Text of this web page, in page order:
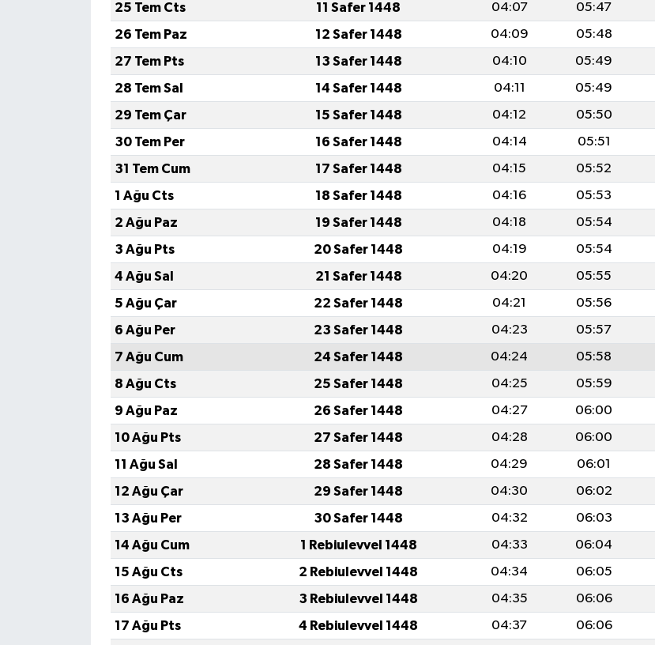
25 Tem Cts
11 Safer 1448 04:07 05:47
26 Tem Paz
12 Safer 1448 04:09 05:48
27 Tem Pts
13 Safer 1448 04:10 05:49
28 Tem Sal
14 Safer 1448 04:11 05:49
29 Tem Çar
15 Safer 1448 04:12 05:50
30 Tem Per
16 Safer 1448 04:14 05:51
31 Tem Cum
17 Safer 1448 04:15 05:52
1 Ağu Cts
18 Safer 1448 04:16 05:53
2 Ağu Paz
19 Safer 1448 04:18 05:54
3 Ağu Pts
20 Safer 1448 04:19 05:54
4 Ağu Sal
21 Safer 1448 04:20 05:55
5 Ağu Çar
22 Safer 1448 04:21 05:56
6 Ağu Per
23 Safer 1448 04:23 05:57
7 Ağu Cum
24 Safer 1448 04:24 05:58
8 Ağu Cts
25 Safer 1448 04:25 05:59
9 Ağu Paz
26 Safer 1448 04:27 06:00
10 Ağu Pts
27 Safer 1448 04:28 06:00
11 Ağu Sal
28 Safer 1448 04:29 06:01
12 Ağu Çar
29 Safer 1448 04:30 06:02
13 Ağu Per
30 Safer 1448 04:32 06:03
14 Ağu Cum
1 Rebiulevvel 1448 04:33 06:04
15 Ağu Cts
2 Rebiulevvel 1448 04:34 06:05
16 Ağu Paz
3 Rebiulevvel 1448 04:35 06:06
17 Ağu Pts
4 Rebiulevvel 1448 04:37 06:06